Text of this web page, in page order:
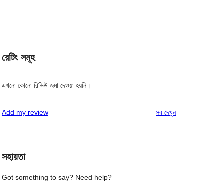
রেটিং সমূহ
এখনো কোনো রিভিউ জমা দেওয়া হয়নি।
Add my review সবরিভিউ
দেখুন
সহায়তা
Got something to say? Need help?